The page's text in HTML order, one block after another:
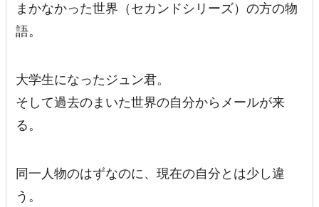
まかなかった世界（セカンドシリーズ）の方の物
語。
大学生になったジュン君。
そして過去のまいた世界の自分からメールが来
る。
同一人物のはずなのに、現在の自分とは少し違
う。